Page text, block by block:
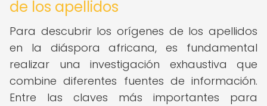
de los apellidos
Para descubrir los orígenes de los apellidos
en la diáspora africana, es fundamental
realizar una investigación exhaustiva que
combine diferentes fuentes de información.
Entre las claves más importantes para